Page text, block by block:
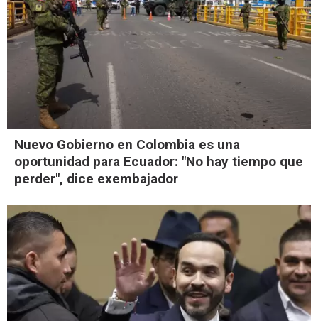
Nuevo Gobierno en Colombia es una
oportunidad para Ecuador: "No hay tiempo que
perder", dice exembajador